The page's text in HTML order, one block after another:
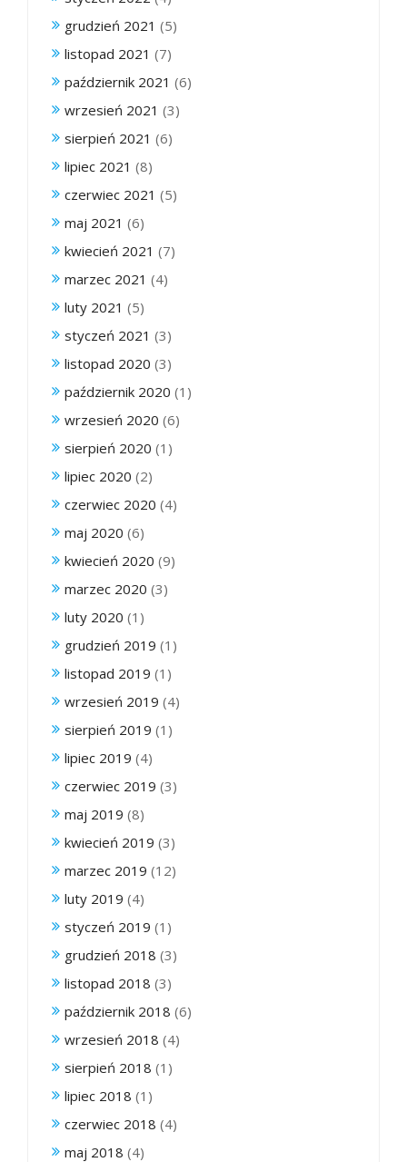
grudzień 2021 (5)
listopad 2021 (7)
październik 2021 (6)
wrzesień 2021 (3)
sierpień 2021 (6)
lipiec 2021 (8)
czerwiec 2021 (5)
maj 2021 (6)
kwiecień 2021 (7)
marzec 2021 (4)
luty 2021 (5)
styczeń 2021 (3)
listopad 2020 (3)
październik 2020 (1)
wrzesień 2020 (6)
sierpień 2020 (1)
lipiec 2020 (2)
czerwiec 2020 (4)
maj 2020 (6)
kwiecień 2020 (9)
marzec 2020 (3)
luty 2020 (1)
grudzień 2019 (1)
listopad 2019 (1)
wrzesień 2019 (4)
sierpień 2019 (1)
lipiec 2019 (4)
czerwiec 2019 (3)
maj 2019 (8)
kwiecień 2019 (3)
marzec 2019 (12)
luty 2019 (4)
styczeń 2019 (1)
grudzień 2018 (3)
listopad 2018 (3)
październik 2018 (6)
wrzesień 2018 (4)
sierpień 2018 (1)
lipiec 2018 (1)
czerwiec 2018 (4)
maj 2018 (4)